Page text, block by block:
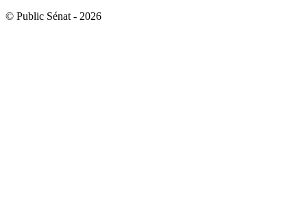
© Public Sénat - 2026